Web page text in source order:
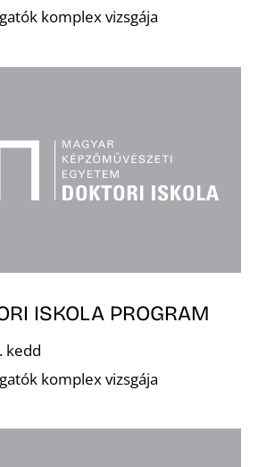
komplex vizsgája
ISKOLA PROGRAM
kedd
komplex vizsgája